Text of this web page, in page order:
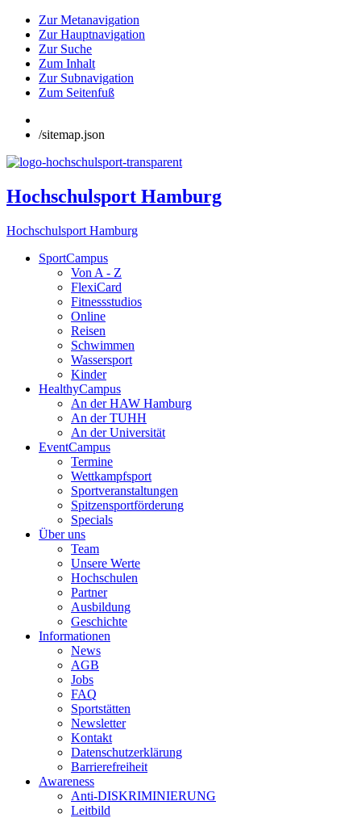
Zur Metanavigation
Zur Hauptnavigation
Zur Suche
Zum Inhalt
Zur Subnavigation
Zum Seitenfuß
/sitemap.json
Hochschulsport Hamburg
Hochschulsport Hamburg
SportCampus
Von A - Z
FlexiCard
Fitnessstudios
Online
Reisen
Schwimmen
Wassersport
Kinder
HealthyCampus
An der HAW Hamburg
An der TUHH
An der Universität
EventCampus
Termine
Wettkampfsport
Sportveranstaltungen
Spitzensportförderung
Specials
Über uns
Team
Unsere Werte
Hochschulen
Partner
Ausbildung
Geschichte
Informationen
News
AGB
Jobs
FAQ
Sportstätten
Newsletter
Kontakt
Datenschutzerklärung
Barrierefreiheit
Awareness
Anti-DISKRIMINIERUNG
Leitbild